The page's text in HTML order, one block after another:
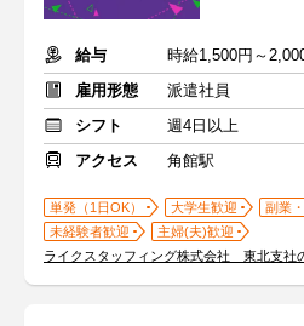
給与
時給1,500円～
雇用形態
派遣社員
シフト
週4日以上
アクセス
角館駅
単発（1日OK） 大学生歓迎
副業
未経験者歓迎
主婦(夫)歓迎
ライクスタッフィング株式会社 東北支社